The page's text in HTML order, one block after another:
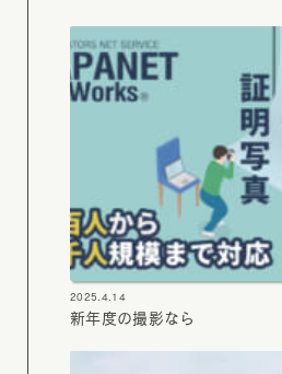
2025.4.14
新年度の撮影なら